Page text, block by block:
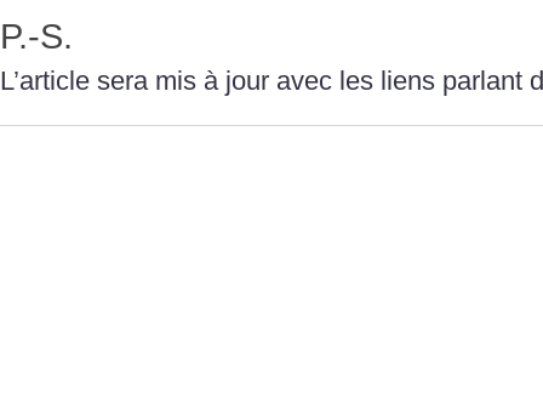
P.-S.
L’article sera mis à jour avec les liens parlant